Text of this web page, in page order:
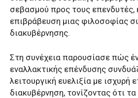
σεβασμού προς τους επενδυτές,
επιβράβευση μιας φιλοσοφίας
διακυβέρνησης.
Στη συνέχεια παρουσίασε πώς
εναλλακτικής επένδυσης
λειτουργική ευελιξία με ισχυρή
διακυβέρνηση, τονίζοντας ότι